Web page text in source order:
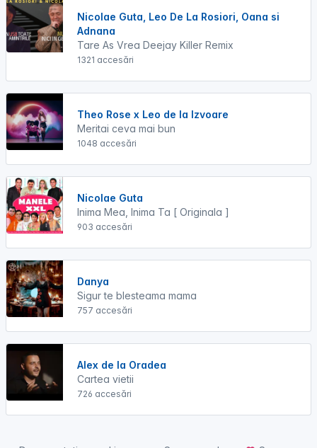
Nicolae Guta, Leo De La Rosiori, Oana si
Adnana
Tare As Vrea Deejay Killer Remix
1321 accesări
Theo Rose x Leo de la Izvoare
Meritai ceva mai bun
1048 accesări
Nicolae Guta
Inima Mea, Inima Ta [ Originala ]
903 accesări
Danya
Sigur te blesteama mama
757 accesări
Alex de la Oradea
Cartea vietii
726 accesări